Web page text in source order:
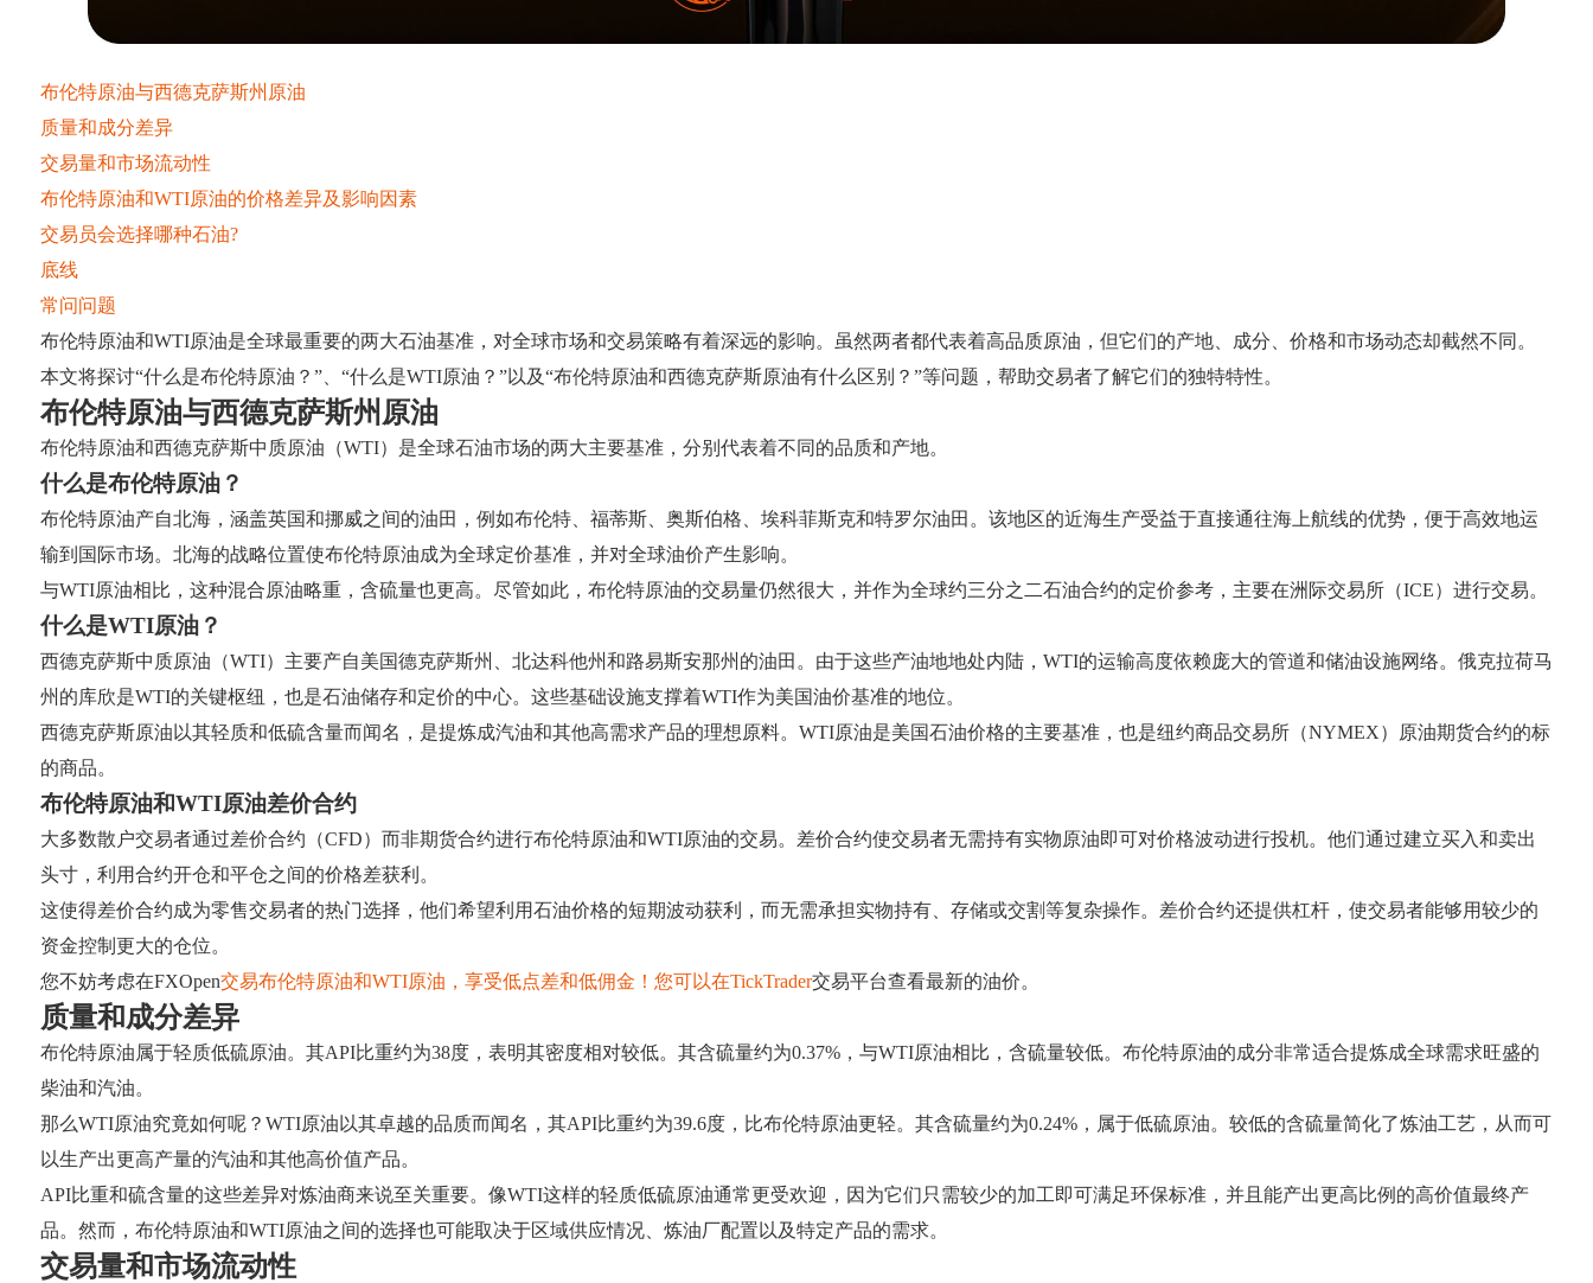
布伦特原油与西德克萨斯州原油
质量和成分差异
交易量和市场流动性
布伦特原油和WTI原油的价格差异及影响因素
交易员会选择哪种石油?
底线
常问问题
布伦特原油和WTI原油是全球最重要的两大石油基准，对全球市场和交易策略有着深远的影响。虽然两者都代表着高品质原油，但它们的产地、成分、价格和市场动态却截然不同。
本文将探讨“什么是布伦特原油？”、“什么是WTI原油？”以及“布伦特原油和西德克萨斯原油有什么区别？”等问题，帮助交易者了解它们的独特特性。
布伦特原油与西德克萨斯州原油
布伦特原油和西德克萨斯中质原油（WTI）是全球石油市场的两大主要基准，分别代表着不同的品质和产地。
什么是布伦特原油？
布伦特原油产自北海，涵盖英国和挪威之间的油田，例如布伦特、福蒂斯、奥斯伯格、埃科菲斯克和特罗尔油田。该地区的近海生产受益于直接通往海上航线的优势，便于高效地运
输到国际市场。北海的战略位置使布伦特原油成为全球定价基准，并对全球油价产生影响。
与WTI原油相比，这种混合原油略重，含硫量也更高。尽管如此，布伦特原油的交易量仍然很大，并作为全球约三分之二石油合约的定价参考，主要在洲际交易所（ICE）进行交易。
什么是WTI原油？
西德克萨斯中质原油（WTI）主要产自美国德克萨斯州、北达科他州和路易斯安那州的油田。由于这些产油地地处内陆，WTI的运输高度依赖庞大的管道和储油设施网络。俄克拉荷马
州的库欣是WTI的关键枢纽，也是石油储存和定价的中心。这些基础设施支撑着WTI作为美国油价基准的地位。
西德克萨斯原油以其轻质和低硫含量而闻名，是提炼成汽油和其他高需求产品的理想原料。WTI原油是美国石油价格的主要基准，也是纽约商品交易所（NYMEX）原油期货合约的标
的商品。
布伦特原油和WTI原油差价合约
大多数散户交易者通过差价合约（CFD）而非期货合约进行布伦特原油和WTI原油的交易。差价合约使交易者无需持有实物原油即可对价格波动进行投机。他们通过建立买入和卖出
头寸，利用合约开仓和平仓之间的价格差获利。
这使得差价合约成为零售交易者的热门选择，他们希望利用石油价格的短期波动获利，而无需承担实物持有、存储或交割等复杂操作。差价合约还提供杠杆，使交易者能够用较少的
资金控制更大的仓位。
您不妨考虑在FXOpen交易布伦特原油和WTI原油，享受低点差和低佣金！您可以在TickTrader交易平台查看最新的油价。
质量和成分差异
布伦特原油属于轻质低硫原油。其API比重约为38度，表明其密度相对较低。其含硫量约为0.37%，与WTI原油相比，含硫量较低。布伦特原油的成分非常适合提炼成全球需求旺盛的
柴油和汽油。
那么WTI原油究竟如何呢？WTI原油以其卓越的品质而闻名，其API比重约为39.6度，比布伦特原油更轻。其含硫量约为0.24%，属于低硫原油。较低的含硫量简化了炼油工艺，从而可
以生产出更高产量的汽油和其他高价值产品。
API比重和硫含量的这些差异对炼油商来说至关重要。像WTI这样的轻质低硫原油通常更受欢迎，因为它们只需较少的加工即可满足环保标准，并且能产出更高比例的高价值最终产
品。然而，布伦特原油和WTI原油之间的选择也可能取决于区域供应情况、炼油厂配置以及特定产品的需求。
交易量和市场流动性